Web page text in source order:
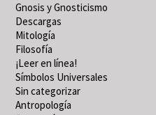
Gnosis y Gnosticismo
Descargas
Mitología
Filosofía
¡Leer en línea!
Símbolos Universales
Sin categorizar
Antropología